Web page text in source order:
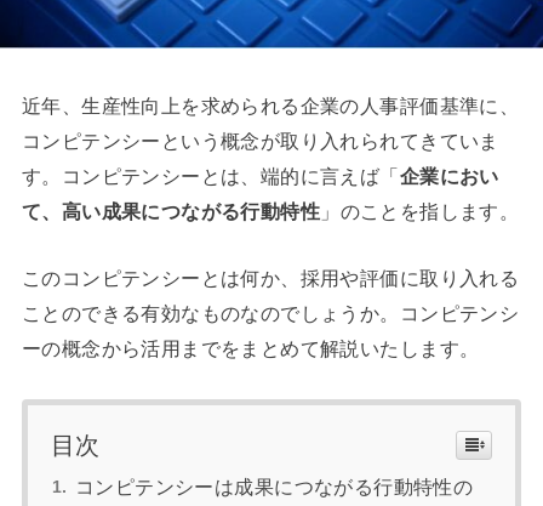
近年、生産性向上を求められる企業の人事評価基準に、
コンピテンシーという概念が取り入れられてきていま
す。コンピテンシーとは、端的に言えば「企業におい
て、高い成果につながる行動特性 」のことを指します。
このコンピテンシーとは何か、採用や評価に取り入れる
ことのできる有効なものなのでしょうか。コンピテンシ
ーの概念から活用までをまとめて解説いたします。
目次
コンピテンシーは成果につながる行動特性の